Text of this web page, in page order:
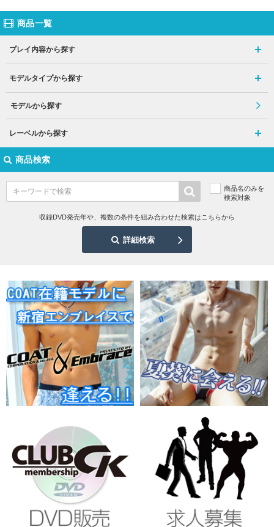
商品一覧
プレイ内容から探す
モデルタイプから探す
モデルから探す
レーベルから探す
商品検索
商品名のみを
検索対象
収録DVD発売年や、複数の条件を組み合わせた検索はこちらから
詳細検索